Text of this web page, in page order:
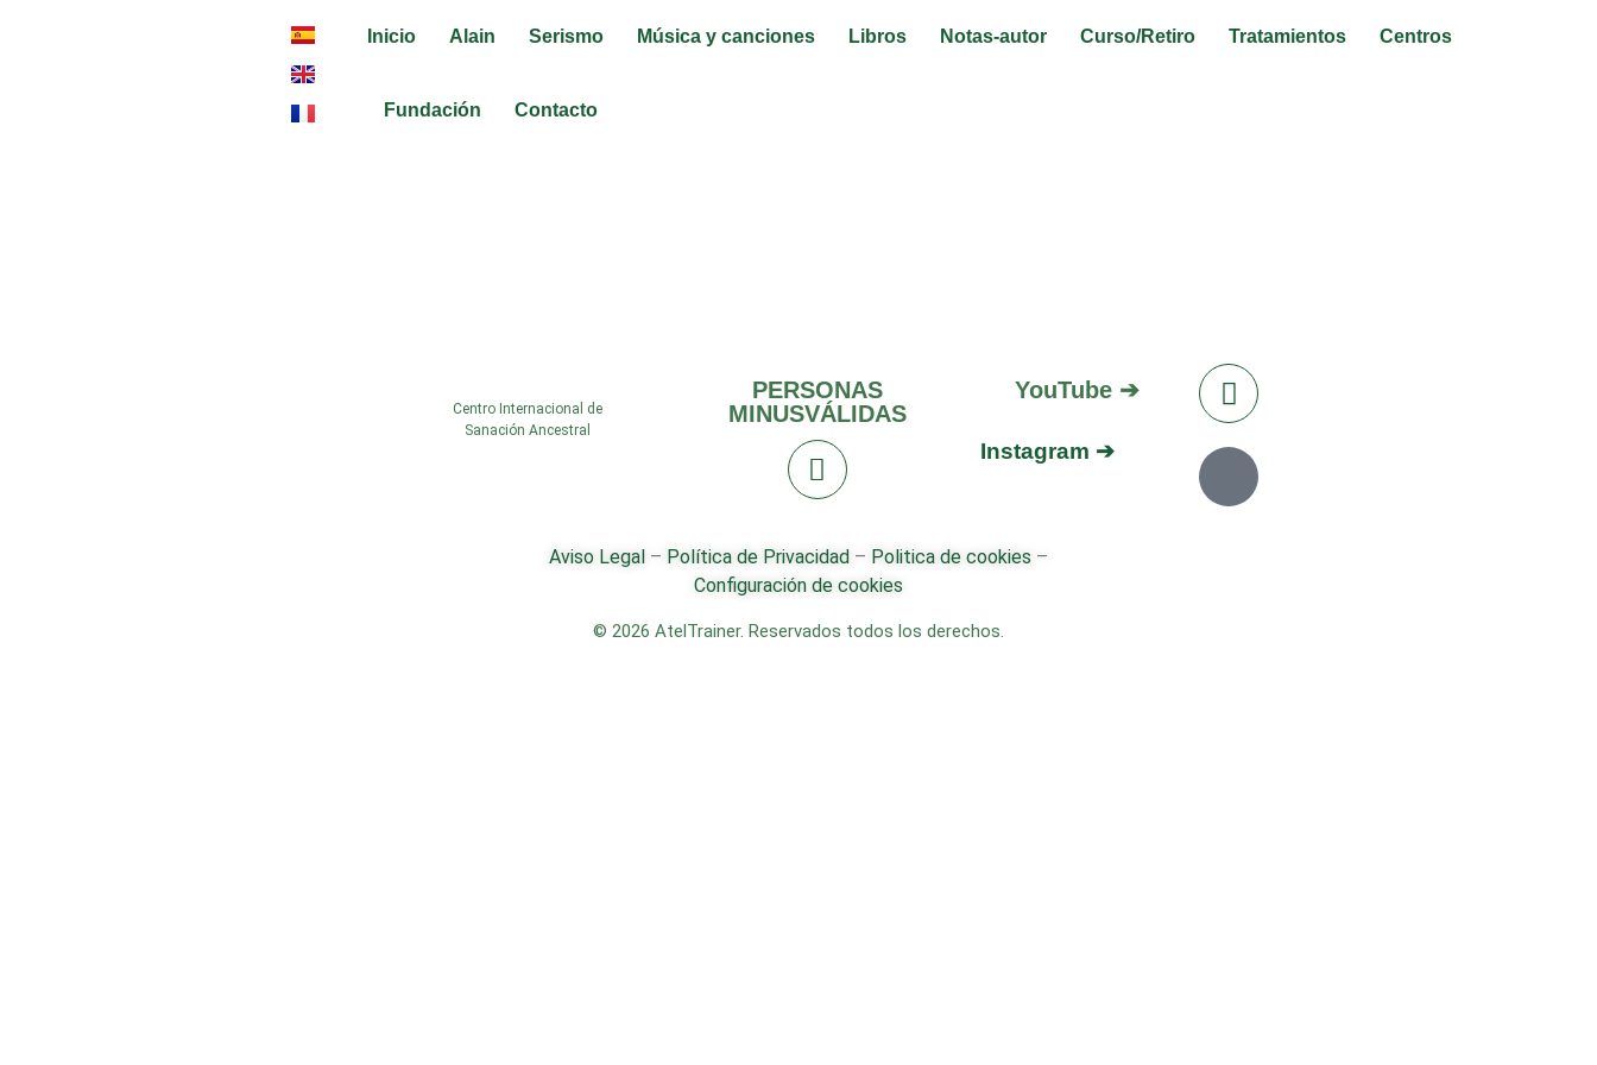
Inicio Alain Serismo Música y canciones Libros Notas-autor Curso/Retiro Tratamientos Centros
Fundación Contacto
Centro Internacional de
Sanación Ancestral
PERSONAS
MINUSVÁLIDAS
YouTube ➔
Instagram ➔
Aviso Legal – Política de Privacidad – Politica de cookies –
Configuración de cookies
© 2026 AtelTrainer. Reservados todos los derechos.